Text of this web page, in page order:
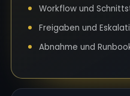
Workflow und
Freigaben und
Abnahme und